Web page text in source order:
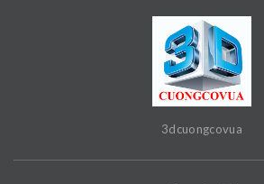
3dcuongcovua